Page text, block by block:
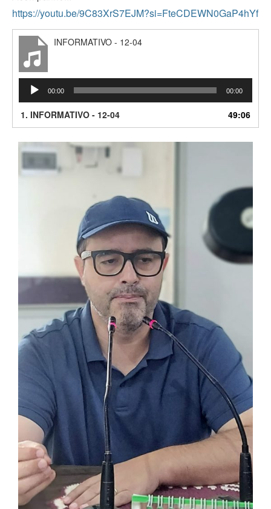
https://youtu.be/9C83XrS7EJM?si=FteCDEWN0GaP4hYf
INFORMATIVO - 12-04
Tocador
áudio
00:00 00:00
1. INFORMATIVO - 12-04 49:06